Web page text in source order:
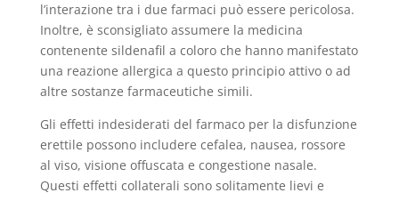
l’interazione tra i due farmaci può essere pericolosa.
Inoltre, è sconsigliato assumere la medicina
contenente sildenafil a coloro che hanno manifestato
una reazione allergica a questo principio attivo o ad
altre sostanze farmaceutiche simili.
Gli effetti indesiderati del farmaco per la disfunzione
erettile possono includere cefalea, nausea, rossore
al viso, visione offuscata e congestione nasale.
Questi effetti collaterali sono solitamente lievi e